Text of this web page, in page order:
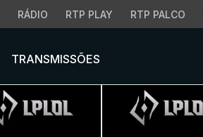
RÁDIO RTP PLAY RTP PALCO
TRANSMISSÕES